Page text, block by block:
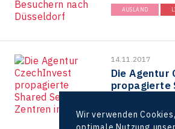
AUSLAND
14.11.2017
Die Agentur
propagierte
AUSLAND
Wir verwenden